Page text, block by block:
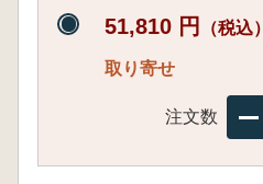
51,810 円 （税込）
取り寄せ
注文数